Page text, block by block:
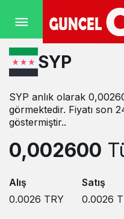
SYP
SYP anlık olarak
görmektedir. Fiyatı son
göstermiştir..
0,002600
Alış
0.0026 TRY
Satış
0.0026